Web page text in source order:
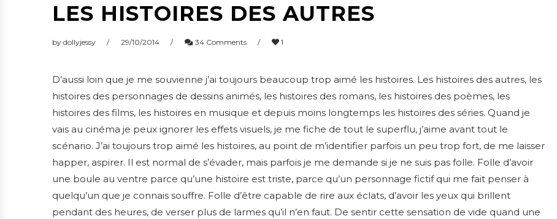
LES HISTOIRES DES AUTRES
by dollyjessy 29/10/2014 34 Comments 1
D’aussi loin que je me souvienne j’ai toujours beaucoup trop aimé les histoires. Les histoires des autres, les
histoires des personnages de dessins animés, les histoires des romans, les histoires des poèmes, les
histoires des films, les histoires en musique et depuis moins longtemps les histoires des séries. Quand je
vais au cinéma je peux ignorer les effets visuels, je me fiche de tout le superflu, j’aime avant tout le
scénario. J’ai toujours trop aimé les histoires, au point de m’identifier parfois un peu trop fort, de me laisser
happer, aspirer. Il est normal de s’évader, mais parfois je me demande si je ne suis pas folle. Folle d’avoir
une boule au ventre parce qu’une histoire est triste, parce qu’un personnage fictif qui me fait penser à
quelqu’un que je connais souffre. Folle d’être capable de rire aux éclats, d’avoir les yeux qui brillent
pendant des heures, de verser plus de larmes qu’il n’en faut. De sentir cette sensation de vide quand une